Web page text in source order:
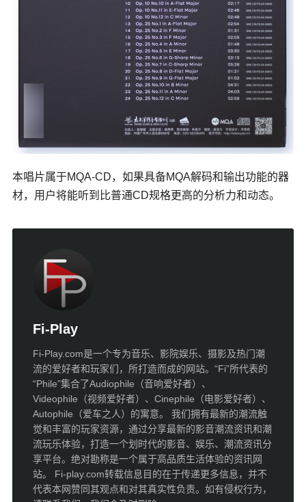
本唱片属于MQA-CD，如果具备MQA解码和输出功能的器
材，用户将能听到比普通CD规格更高的分析力和动态。
Fi-Play
Fi-Play.com是一个专为音乐、影院娱乐、摄影及热门潮
流的爱好者和玩家们，所打造而成的网站。“Fi”所代表的
“Phile”集合了Audiophile（音响爱好者）、
Videophile（视频爱好者）、Cinephile（电影爱好者）、
Autophile（爱车之人）的寓意。 我们拥有最新的潮流触
觉和丰富的玩家资源，通过分享最新的影音潮流资讯和潮
流玩乐体验，打造一个划时代的影音、娱乐、潮流资讯分
享平台。绝对勘称是一个属于高品质生活体验的资讯网
站。 Fi-play.com转载信息目的在于传递更多信息，并不
代表本网赞同其观点和对其真实性负责。如有侵权行为，